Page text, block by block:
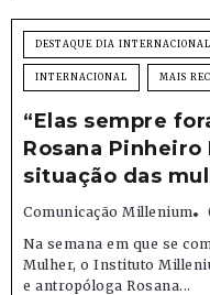
DESTAQUE DIA
INTERNACIONAL MAIS
“Elas sempre
Rosana Pinheiro
situação das
Comunicação Millenium
Na semana em que se
Mulher, o Instituto
e antropóloga Rosana...